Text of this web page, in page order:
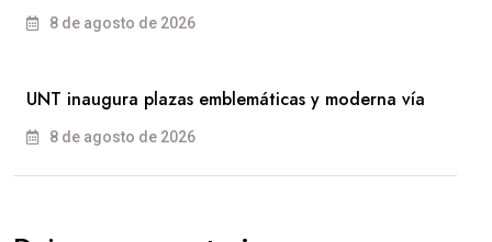
8 de agosto de 2026
UNT inaugura plazas emblemáticas y moderna vía
8 de agosto de 2026